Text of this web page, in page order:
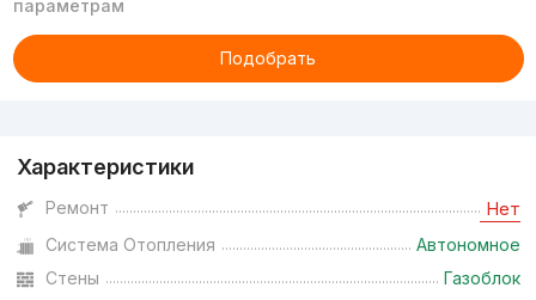
параметрам
Подобрать
Характеристики
Ремонт Нет
Система Отопления
Автономное
Стены
Газоблок